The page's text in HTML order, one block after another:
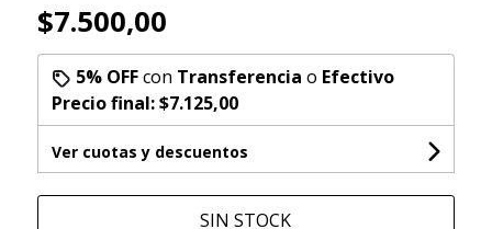
$7.500,00
5% OFFcon Transferencia o Efectivo
Precio final:$7.125,00
Ver cuotas y descuentos
SIN STOCK